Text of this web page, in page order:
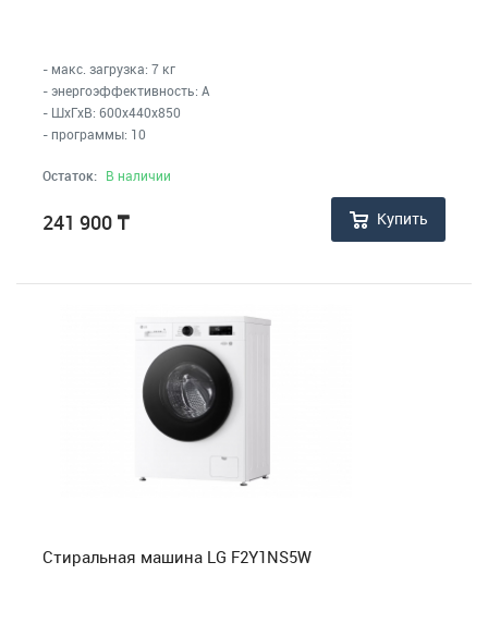
- макс. загрузка: 7 кг
- энергоэффективность: A
- ШхГхВ: 600x440x850
- программы: 10
Остаток: В наличии
241 900 ₸ Купить
Стиральная машина LG F2Y1NS5W